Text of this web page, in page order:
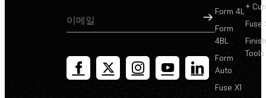
가입Form 4L
Form
4BL
Form
Auto
Fuse X1
+
Fuse
Tools